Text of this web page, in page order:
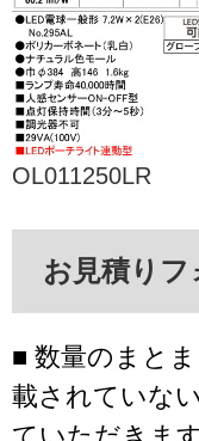
OL011250LR
お見積りフ
■ 数量のまと
載されていな